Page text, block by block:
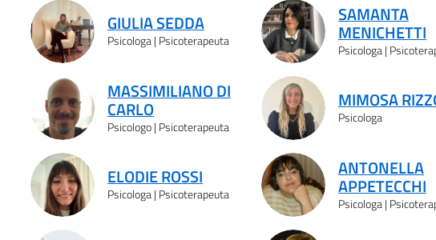
GIULIA SEDDA
Psicologa | Psicoterapeuta
SAMANTA
MENICHETTI
Psicologa |
MASSIMILIANO DI
CARLO
Psicologo | Psicoterapeuta
MIMOSA
Psicologa
ELODIE ROSSI
Psicologa | Psicoterapeuta
ANTONELLA
APPETECCHI
Psicologa |